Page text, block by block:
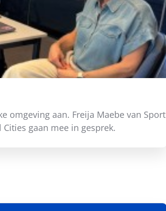
omgeving aan. Freija Maebe van Sport
gaan mee in gesprek.